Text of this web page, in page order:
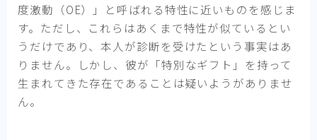
度激動（OE）」と呼ばれる特性に近いものを感じま
す。ただし、これらはあくまで特性が似ているとい
うだけであり、本人が診断を受けたという事実はあ
りません。しかし、彼が「特別なギフト」を持って
生まれてきた存在であることは疑いようがありませ
ん。